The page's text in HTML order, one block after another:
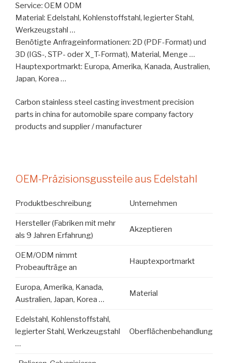
Service: OEM ODM
Material: Edelstahl, Kohlenstoffstahl, legierter Stahl,
Werkzeugstahl …
Benötigte Anfrageinformationen: 2D (PDF-Format) und
3D (IGS-, STP- oder X_T-Format), Material, Menge …
Hauptexportmarkt: Europa, Amerika, Kanada, Australien,
Japan, Korea …
Carbon stainless steel casting investment precision
parts in china for automobile spare company factory
products and supplier / manufacturer
OEM-Präzisionsgussteile aus Edelstahl
Produktbeschreibung Unternehmen
Hersteller (Fabriken mit mehr
als 9 Jahren Erfahrung)
Akzeptieren
OEM/ODM nimmt
Probeaufträge an
Hauptexportmarkt
Europa, Amerika, Kanada,
Australien, Japan, Korea …
Material
Edelstahl, Kohlenstoffstahl,
legierter Stahl, Werkzeugstahl
…
Oberflächenbehandlung